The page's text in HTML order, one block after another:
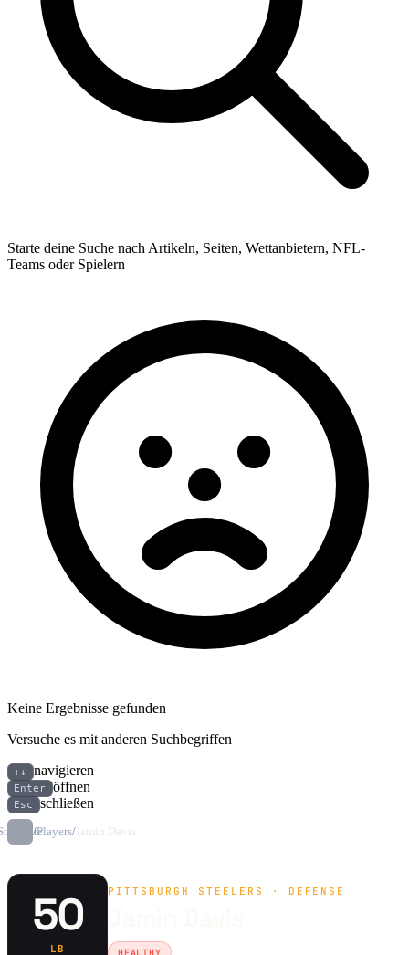
Starte deine Suche nach Artikeln, Seiten, Wettanbietern, NFL-
Teams oder Spielern
Keine Ergebnisse gefunden
Versuche es mit anderen Suchbegriffen
↑↓ navigieren
Enter öffnen
Esc schließen
/Players/ Jamin Davis
50
LB
PITTSBURGH STEELERS · DEFENSE
HEALTHY